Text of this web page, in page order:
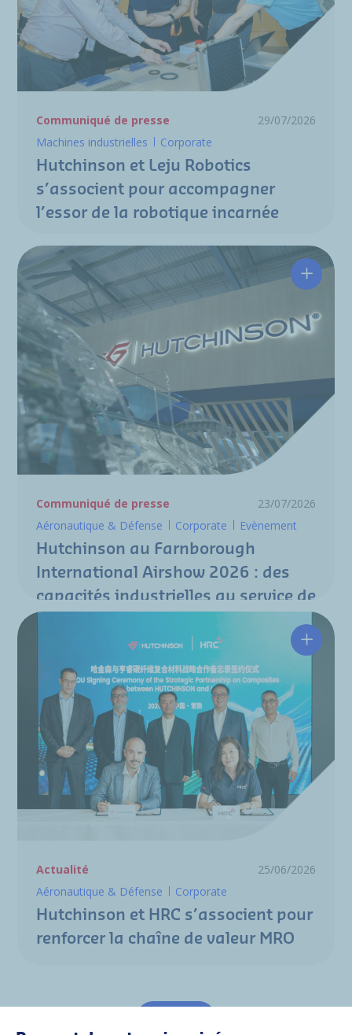
Communiqué de presse
29/07/2026
Machines industrielles
Corporate
Hutchinson et Leju Robotics
s’associent pour accompagner
l’essor de la robotique incarnée
Communiqué de presse
23/07/2026
Aéronautique & Défense
Corporate Evènement
Hutchinson au Farnborough
International Airshow 2026 : des
capacités industrielles au service de
programmes aéronautiques
Actualité
25/06/2026
Aéronautique & Défense
Corporate
Hutchinson et HRC s’associent pour
renforcer la chaîne de valeur MRO